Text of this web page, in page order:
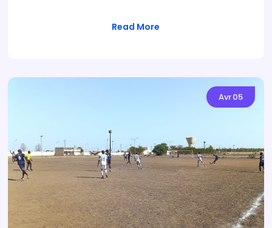
Read More
Avr05